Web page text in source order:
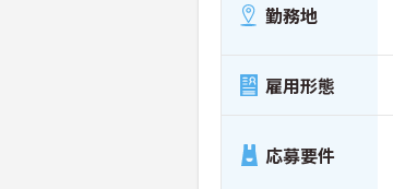
勤務地
雇用形態
応募要件